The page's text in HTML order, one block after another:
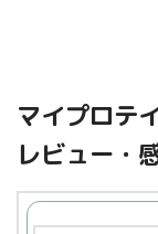
マイプロテ
レビュー・